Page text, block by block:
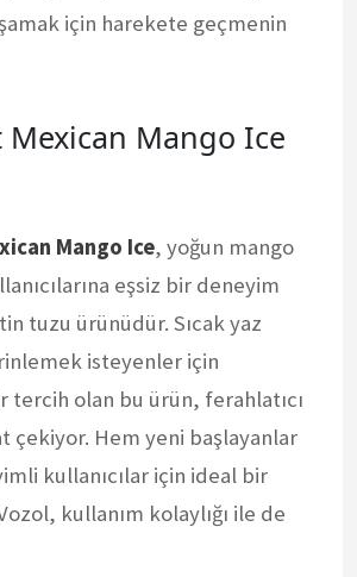
için harekete geçmenin
Mexican Mango Ice
Mango Ice, yoğun mango
eşsiz bir deneyim
tuzu ürünüdür. Sıcak yaz
isteyenler için
tercih olan bu ürün, ferahlatıcı
çekiyor. Hem yeni başlayanlar
kullanıcılar için ideal bir
kullanım kolaylığı ile de